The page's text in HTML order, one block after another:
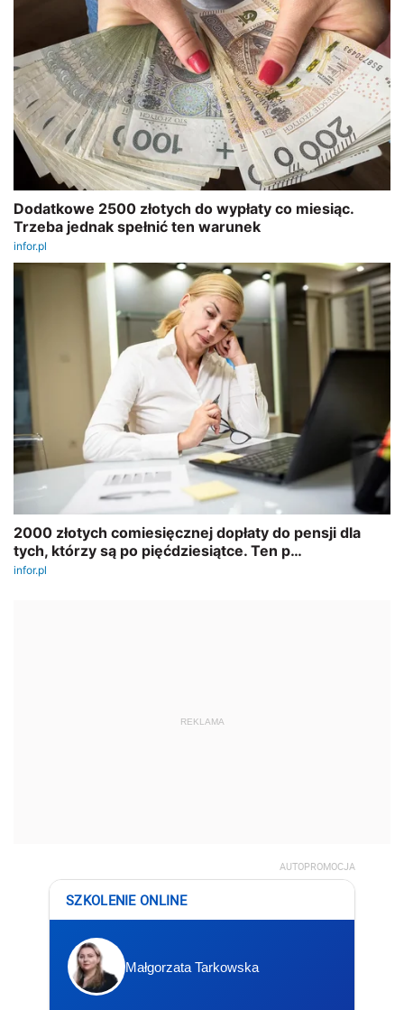
REKLAMA
AUTOPROMOCJA
SZKOLENIE ONLINE
Małgorzata Tarkowska